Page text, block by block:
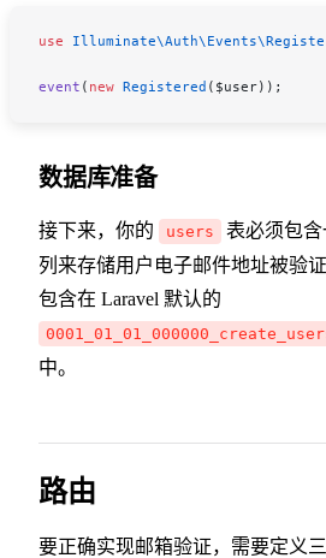
use Illuminate\Auth\Events\
event ( new Registered ( $user));
数据库准备
接下来，你的 users 表必须包
列来存储用户电子邮件地址被验
包含在 Laravel 默认的
中。
路由
要正确实现邮箱验证，需要定义